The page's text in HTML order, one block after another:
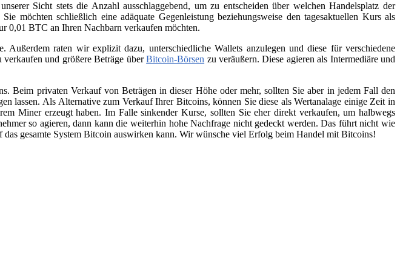
Sicht stets die Anzahl ausschlaggebend, um zu entscheiden über welchen Handelsplatz der
möchten schließlich eine adäquate Gegenleistung beziehungsweise den tagesaktuellen Kurs als
0,01 BTC an Ihren Nachbarn verkaufen möchten.
raten wir explizit dazu, unterschiedliche Wallets anzulegen und diese für verschiedene
und größere Beträge überBitcoin-Börsen zu veräußern. Diese agieren als Intermediäre und
Beim privaten Verkauf von Beträgen in dieser Höhe oder mehr, sollten Sie aber in jedem Fall den
lassen. Als Alternative zum Verkauf Ihrer Bitcoins, können Sie diese als Wertanalage einige Zeit in
Miner erzeugt haben. Im Falle sinkender Kurse, sollten Sie eher direkt verkaufen, um halbwegs
so agieren, dann kann die weiterhin hohe Nachfrage nicht gedeckt werden. Das führt nicht wie
das gesamte System Bitcoin auswirken kann. Wir wünsche viel Erfolg beim Handel mit Bitcoins!